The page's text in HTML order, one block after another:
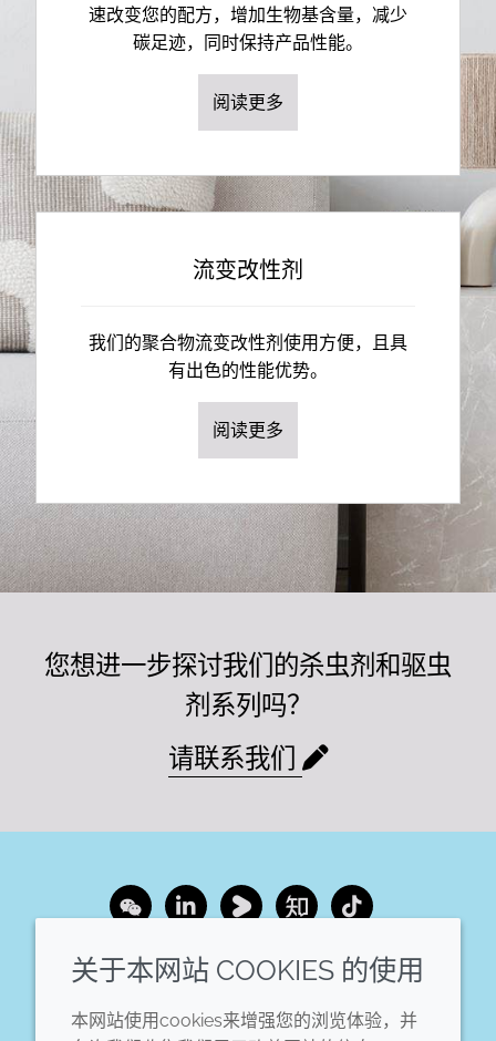
速改变您的配方，增加生物基含量，减少
碳足迹，同时保持产品性能。
阅读更多
流变改性剂
我们的聚合物流变改性剂使用方便，且具
有出色的性能优势。
阅读更多
您想进一步探讨我们的杀虫剂和驱虫
剂系列吗？
请联系我们
WechatLinkedInYoukuZhihu Tiktok
企业
年度报告
法律信息
条款和条件
关于本网站 COOKIES 的使用
本网站使用cookies来增强您的浏览体验，并